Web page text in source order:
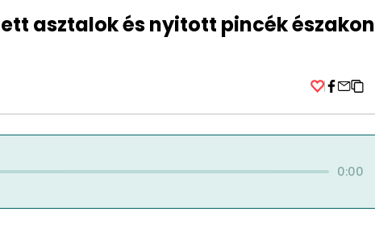
asztalok és nyitott pincék északon
0:00